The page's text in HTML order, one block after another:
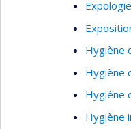
Expologie
Hygiène
Hygiène
Hygiène
Hygiène